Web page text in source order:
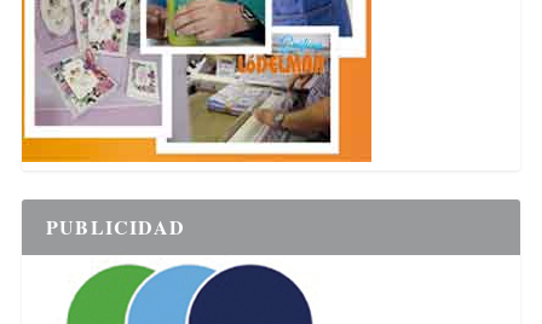
PUBLICIDAD